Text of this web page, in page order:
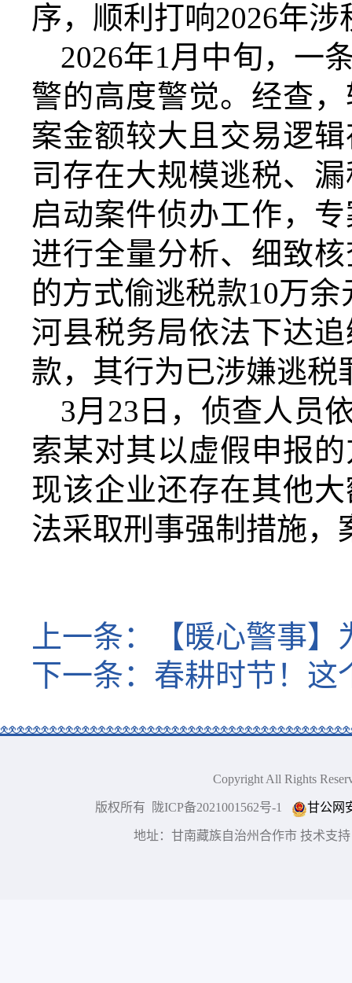
序，顺利打响2026年涉
2026年1月中旬，一
警的高度警觉。经查
案金额较大且交易逻
司存在大规模逃税、
启动案件侦办工作，
进行全量分析、细致
的方式偷逃税款10万
河县税务局依法下达
款，其行为已涉嫌逃税
3月23日，侦查人员
索某对其以虚假申报
现该企业还存在其他
法采取刑事强制措施，
上一条：
【暖心警事
下一条： 春耕时节！这
Copyright All Rights
版权所有 陇ICP备2021001562号-1 甘公网
地址：甘南藏族自治州合作市 技术支